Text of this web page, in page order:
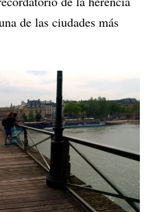
de las ciudades más